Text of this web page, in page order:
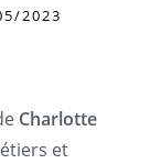
2023
Charlotte
et